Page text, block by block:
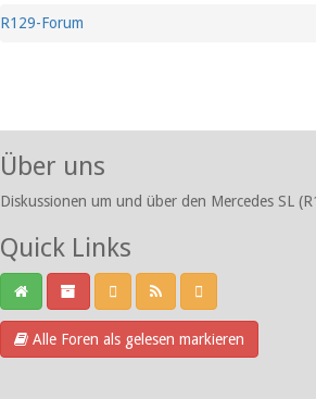
R129-Forum
Über uns
Diskussionen um und über den Mercedes SL
Quick Links
Alle Foren als gelesen markieren